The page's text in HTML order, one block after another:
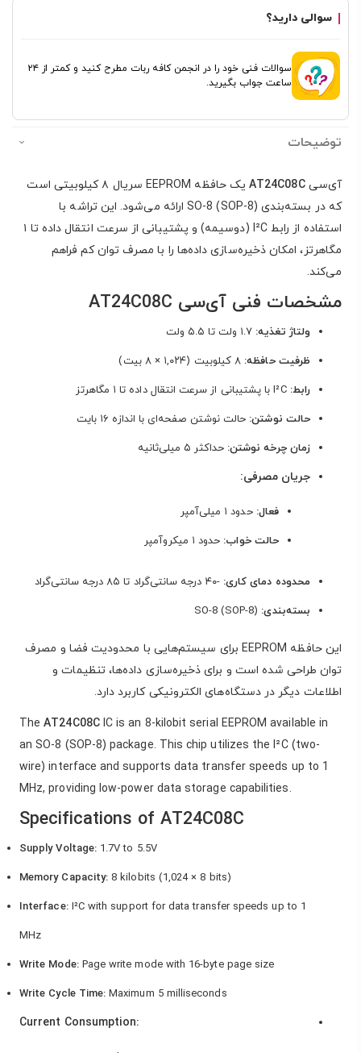
سوالی دارید؟
سوالات فنی خود را در انجمن کافه ربات مطرح کنید و کمتر از ۲۴
ساعت جواب بگیرید.
توضیحات
آی‌سیAT24C08C
یک حافظه EEPROM سریال ۸ کیلوبیتی است
که در بسته‌بندی SO-8 (SOP-8) ارائه می‌شود. این تراشه با
استفاده از رابط I²C (دو‌سیمه) و پشتیبانی از سرعت انتقال داده تا ۱
مگاهرتز، امکان ذخیره‌سازی داده‌ها را با مصرف توان کم فراهم
می‌کند.
مشخصات فنی آی‌سی AT24C08C
ولتاژ تغذیه:
ظرفیت حافظه:
رابط: I²C با پشتیبانی از سرعت انتقال داده تا ۱ مگاهرتز
حالت نوشتن: حالت نوشتن صفحه‌ای با اندازه ۱۶ بایت
زمان چرخه نوشتن: حداکثر ۵ میلی‌ثانیه
جریان مصرفی:
فعال: حدود ۱ میلی‌آمپر
حالت خواب: حدود ۱ میکروآمپر
محدوده دمای کاری: -۴۰ درجه سانتی‌گراد تا ۸۵ درجه سانتی‌گراد
بسته‌بندی:
این حافظه EEPROM برای سیستم‌هایی با محدودیت فضا و مصرف
توان طراحی شده است و برای ذخیره‌سازی داده‌ها، تنظیمات و
اطلاعات دیگر در دستگاه‌های الکترونیکی کاربرد دارد.
TheAT24C08CIC is an 8-kilobit serial EEPROM available in
an SO-8 (SOP-8) package. This chip utilizes the I²C (two-
wire) interface and supports data transfer speeds up to 1
MHz, providing low-power data storage capabilities.
Specifications of AT24C08C
Supply Voltage:1.7V to 5.5V
Memory Capacity: 8 kilobits (1,024 × 8 bits)
Interface:I²C with support for data transfer speeds up to 1
MHz
Write Mode:Page write mode with 16-byte page size
Write Cycle Time: Maximum 5 milliseconds
Current Consumption: